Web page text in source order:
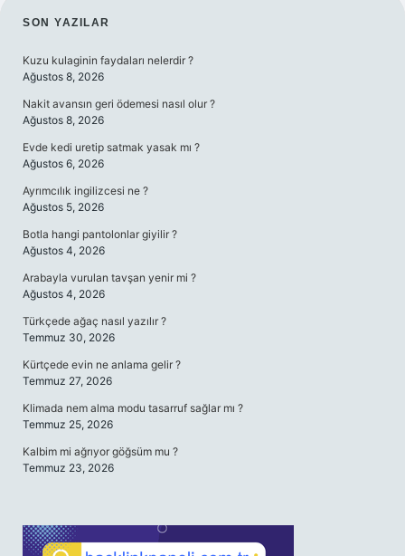
SIDEBAR
SON YAZILAR
Kuzu kulaginin faydaları nelerdir ?
Ağustos 8, 2026
Nakit avansın geri ödemesi nasıl olur ?
Ağustos 8, 2026
Evde kedi uretip satmak yasak mı ?
Ağustos 6, 2026
Ayrımcılık ingilizcesi ne ?
Ağustos 5, 2026
Botla hangi pantolonlar giyilir ?
Ağustos 4, 2026
Arabayla vurulan tavşan yenir mi ?
Ağustos 4, 2026
Türkçede ağaç nasıl yazılır ?
Temmuz 30, 2026
Kürtçede evin ne anlama gelir ?
Temmuz 27, 2026
Klimada nem alma modu tasarruf sağlar mı ?
Temmuz 25, 2026
Kalbim mi ağrıyor göğsüm mu ?
Temmuz 23, 2026